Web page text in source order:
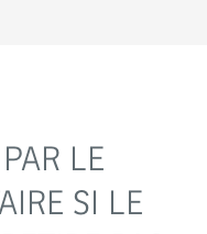
LE
SI LE